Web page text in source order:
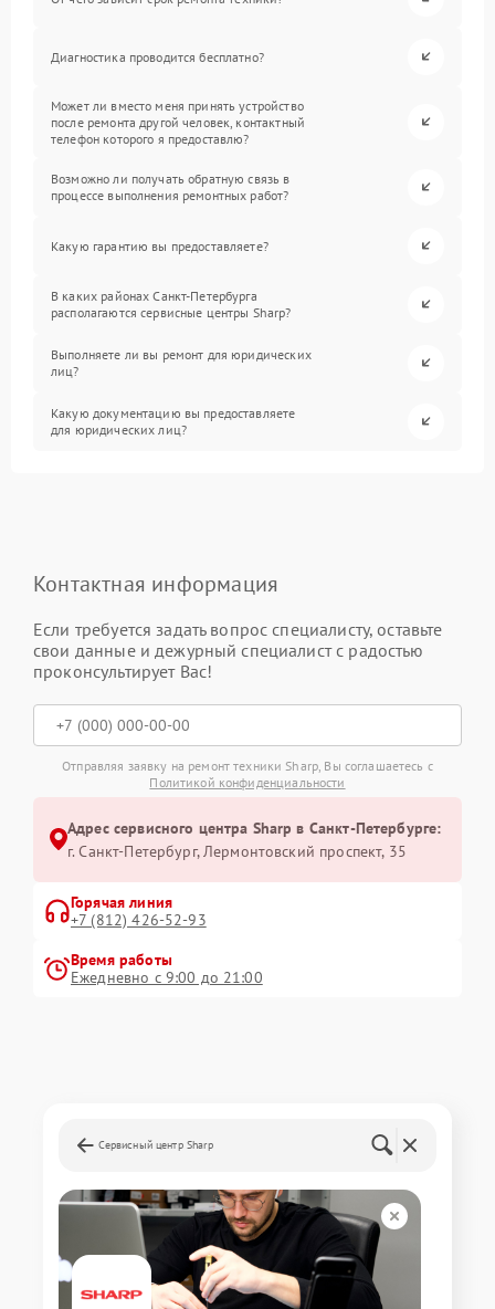
Диагностика проводится бесплатно?
Может ли вместо меня принять устройство
после ремонта другой человек, контактный
телефон которого я предоставлю?
Возможно ли получать обратную связь в
процессе выполнения ремонтных работ?
Какую гарантию вы предоставляете?
В каких районах Санкт-Петербурга
располагаются сервисные центры Sharp?
Выполняете ли вы ремонт для юридических
лиц?
Какую документацию вы предоставляете
для юридических лиц?
Контактная информация
Если требуется задать вопрос специалисту, оставьте
свои данные и дежурный специалист с радостью
проконсультирует Вас!
Отправляя заявку на ремонт техники Sharp, Вы соглашаетесь с
Политикой конфиденциальности
Адрес сервисного центра Sharp в Санкт-Петербурге:
г. Санкт-Петербург, Лермонтовский проспект, 35
Горячая линия
+7 (812) 426-52-93
Время работы
Ежедневно с 9:00 до 21:00
Сервисный центр Sharp